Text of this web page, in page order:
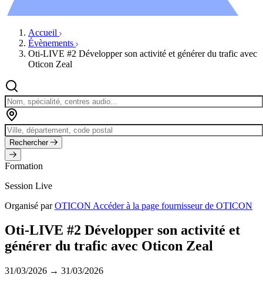
Accueil
Évènements
Oti-LIVE #2 Développer son activité et générer du trafic avec
Oticon Zeal
Rechercher
Formation
Session Live
Organisé parOTICON Accéder à la page fournisseur de OTICON
Oti-LIVE #2 Développer son activité et
générer du trafic avec Oticon Zeal
31/03/2026 → 31/03/2026